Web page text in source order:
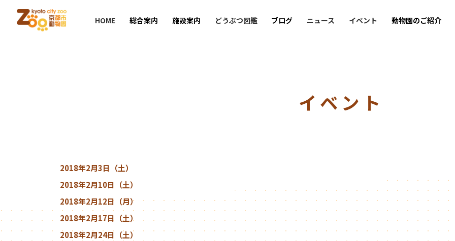
HOME 総合案内 施設案内 どうぶつ図鑑 ブログ ニュース イベント 動物園のご紹介
イベント
2018年2月3日（土）
2018年2月10日（土）
2018年2月12日（月）
2018年2月17日（土）
2018年2月24日（土）